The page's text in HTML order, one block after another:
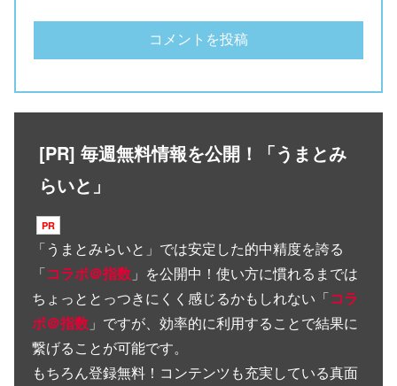
[PR] 毎週無料情報を公開！「うまとみ
らいと」
「うまとみらいと 」では安定した的中精度を誇る
「コラボ＠指数 」を公開中！使い方に慣れるまでは
ちょっととっつきにくく感じるかもしれない「コラ
ボ＠指数 」ですが、効率的に利用することで結果に
繋げることが可能です。
もちろん登録無料！コンテンツも充実している真面